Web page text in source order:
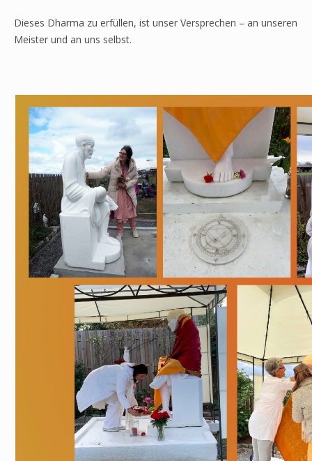
Dieses Dharma zu erfüllen, ist unser Versprechen – an unseren
Meister und an uns selbst.